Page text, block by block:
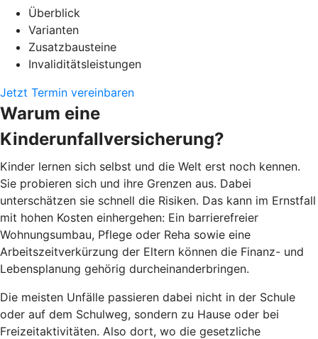
Überblick
Varianten
Zusatzbausteine
Invaliditätsleistungen
Jetzt Termin vereinbaren
Warum eine
Kinderunfallversicherung?
Kinder lernen sich selbst und die Welt erst noch kennen.
Sie probieren sich und ihre Grenzen aus. Dabei
unterschätzen sie schnell die Risiken. Das kann im Ernstfall
mit hohen Kosten einhergehen: Ein barrierefreier
Wohnungsumbau, Pflege oder Reha sowie eine
Arbeitszeitverkürzung der Eltern können die Finanz- und
Lebensplanung gehörig durcheinanderbringen.
Die meisten Unfälle passieren dabei nicht in der Schule
oder auf dem Schulweg, sondern zu Hause oder bei
Freizeitaktivitäten. Also dort, wo die gesetzliche